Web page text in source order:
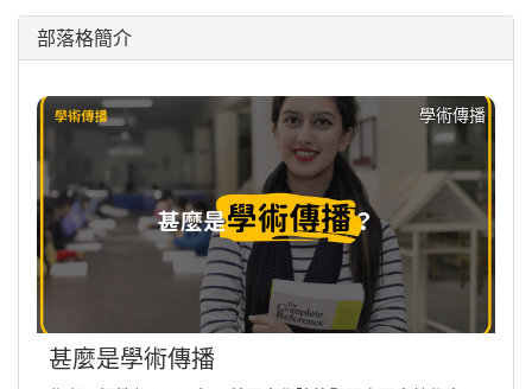
部落格簡介
學術傳播
甚麼是學術傳播